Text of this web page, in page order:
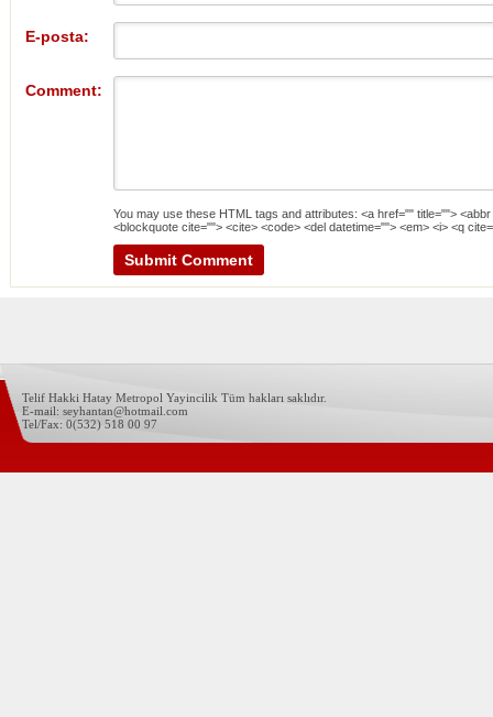
E-posta:
Comment:
You may use these HTML tags and attributes: <a href="" title="">
<blockquote cite=""> <cite> <code> <del datetime=""> <em> <i> <q
Telif Hakki Hatay Metropol Yayincilik Tüm hakları saklıdır.
E-mail: seyhantan@hotmail.com
Tel/Fax: 0(532) 518 00 97